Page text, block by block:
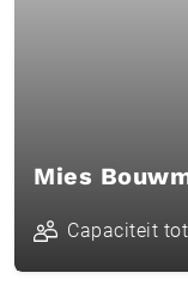
Mies
Capaciteit